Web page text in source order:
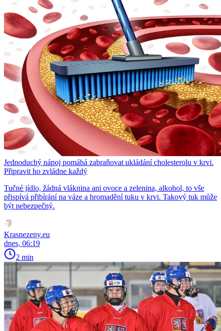
Jednoduchý nápoj pomáhá zabraňovat ukládání cholesterolu v krvi.
Připravit ho zvládne každý
Tučné jídlo, žádná vláknina ani ovoce a zelenina, alkohol, to vše
přispívá přibírání na váze a hromadění tuku v krvi. Takový tuk může
být nebezpečný.
Krasnezeny.eu
dnes, 06:19
2 min